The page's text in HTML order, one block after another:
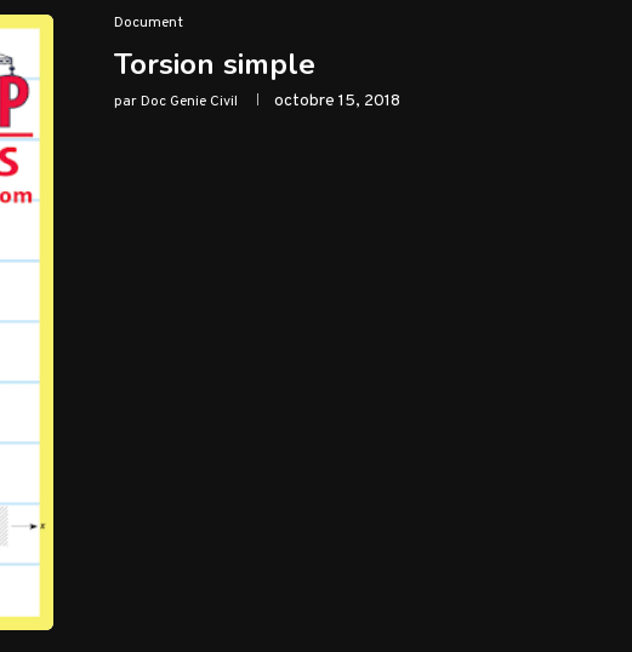
Document
Torsion simple
parDoc Genie Civil octobre 15, 2018